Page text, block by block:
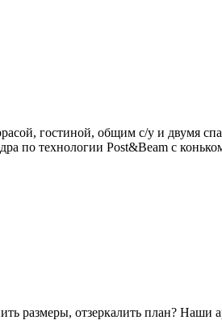
гостиной, общим с/у и двумя
по технологии Post&Beam с
размеры, отзеркалить план?